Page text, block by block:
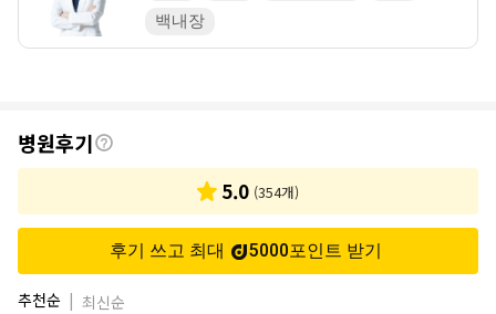
백내장
후
기
병원후기
5.0 (354개)
후기 쓰고 최대 5000포인트 받기
추천순 | 최신순